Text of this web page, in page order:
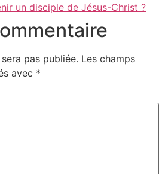
un disciple de Jésus-Christ ?
pas publiée. Les champs
avec *